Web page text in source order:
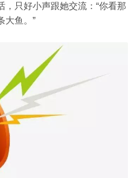
，只好小声跟她交流：“你看那
大鱼。”